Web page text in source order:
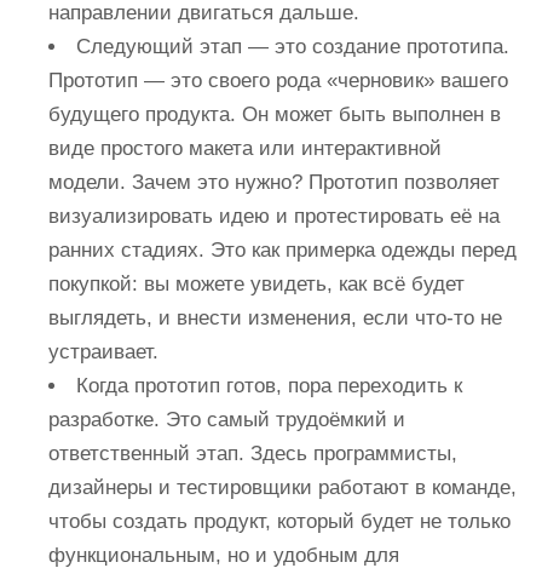
направлении двигаться дальше.
Следующий этап — это создание прототипа.
Прототип — это своего рода «черновик» вашего
будущего продукта. Он может быть выполнен в
виде простого макета или интерактивной
модели. Зачем это нужно? Прототип позволяет
визуализировать идею и протестировать её на
ранних стадиях. Это как примерка одежды перед
покупкой: вы можете увидеть, как всё будет
выглядеть, и внести изменения, если что-то не
устраивает.
Когда прототип готов, пора переходить к
разработке. Это самый трудоёмкий и
ответственный этап. Здесь программисты,
дизайнеры и тестировщики работают в команде,
чтобы создать продукт, который будет не только
функциональным, но и удобным для